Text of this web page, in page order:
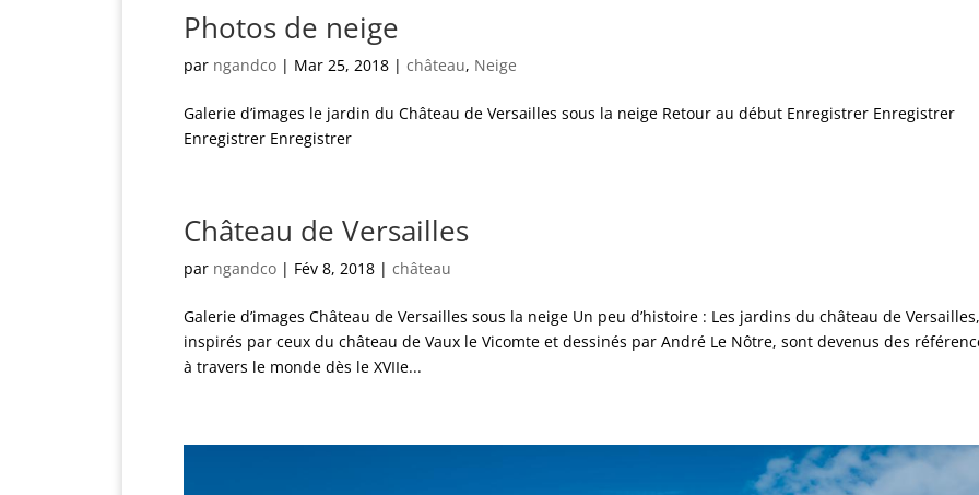
Photos de neige
par ngandco | Mar 25, 2018 | château, Neige
Galerie d’images le jardin du Château de Versailles sous la neige Retour au début Enregistrer Enregistrer
Enregistrer Enregistrer
Château de Versailles
par ngandco | Fév 8, 2018 | château
Galerie d’images Château de Versailles sous la neige Un peu d’histoire : Les jardins du château de Versailles,
inspirés par ceux du château de Vaux le Vicomte et dessinés par André Le Nôtre, sont devenus des
à travers le monde dès le XVIIe...